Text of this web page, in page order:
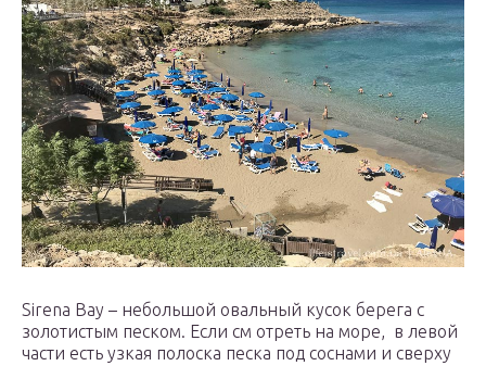
Sirena Bay – небольшой овальный кусок берега с
золотистым песком. Если см отреть на море, в левой
части есть узкая полоска песка под соснами и сверху